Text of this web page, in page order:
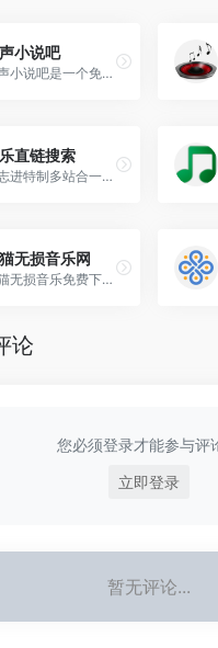
小说吧
有声小说吧是一个免费提供MP3有声小说打包下载、有声小说在线收听、百家讲坛全集、评书下载、儿歌大全、郭德纲相声等资源的有声小说网站，是最专业的免费打包下载和在线收听平台。
直链搜索
刘志进特制多站合一音乐搜索...
无损音乐网
熊猫无损音乐免费下载网站[www.xmwav.com],一个免费分享无损音乐WAV|MP3格式的网站,为广大音乐爱好者提供音乐交流及资源分享平台。每首无损音乐都是精心挑选，最全免费的无损音乐下载网站。
论
您必须登录才能参与评
立即登录
暂无评论...